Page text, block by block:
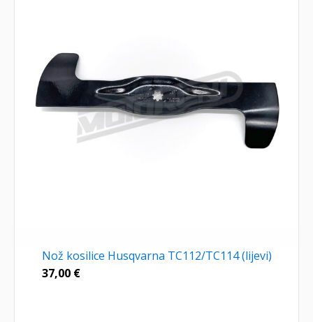
Nož kosilice Husqvarna TC112/TC114 (lijevi)
37,00 €